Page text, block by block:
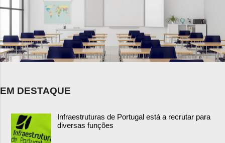
EM DESTAQUE
Infraestruturas de Portugal está a recrutar para
diversas funções